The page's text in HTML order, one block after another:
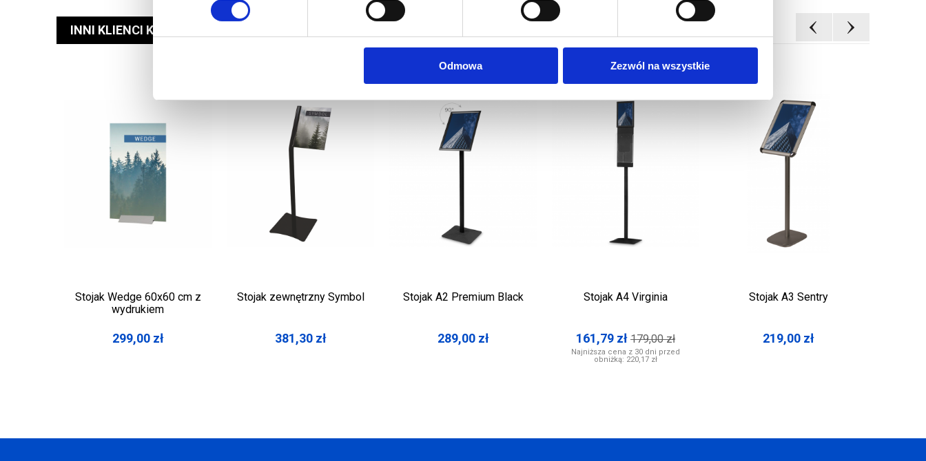
Odmowa Zezwól na wszystkie
INNI KLIENCI KUPILI RÓWNIEŻ
Stojak Wedge 60x60 cm z
wydrukiem
299,00 zł
Stojak zewnętrzny Symbol
381,30 zł
Stojak A2 Premium Black
289,00 zł
Stojak A4 Virginia
161,79 zł 179,00zł
Najniższa cena z 30 dni przed
obniżką: 220,17 zł
Stojak A3 Sentry
219,00 zł